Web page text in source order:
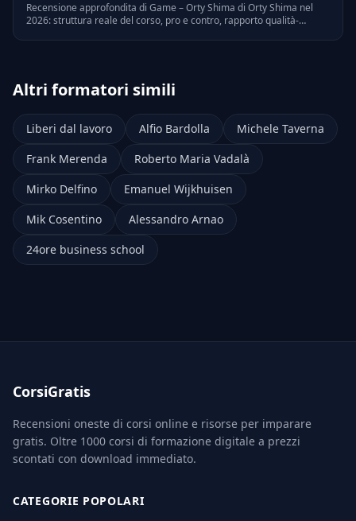
Recensione approfondita di Game – Orty Shima di Orty Shima nel
2026: struttura reale del corso, pro e contro, rapporto qualità-
Altri formatori simili
Liberi dal lavoro Alfio Bardolla
Michele Taverna
Frank Merenda
Roberto Maria Vadalà
Mirko Delfino
Emanuel Wijkhuisen
Mik Cosentino
Alessandro Arnao
24ore business school
CorsiGratis
Recensioni oneste di corsi online e risorse per imparare
gratis. Oltre 1000 corsi di formazione digitale a prezzi
scontati con download immediato.
CATEGORIE POPOLARI